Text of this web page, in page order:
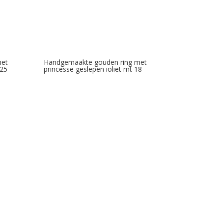
Handgemaakte gouden ring met
princesse geslepen ioliet mt 18